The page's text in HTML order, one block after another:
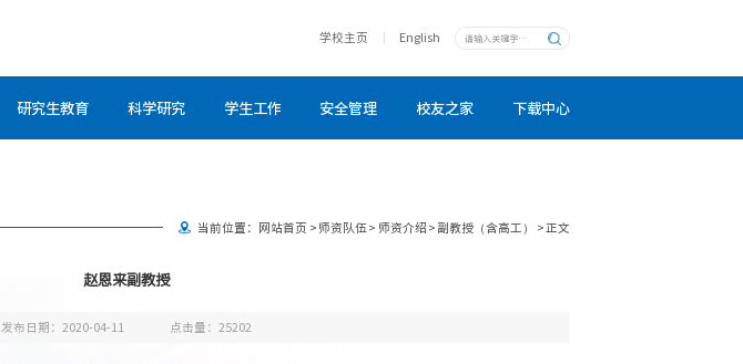
学校主页 English
研究生教育 科学研究 学生工作 安全管理 校友之家 下载中心
当前位置： 网站首页 > 师资队伍> 师资介绍 > 副教授（含高工） >正文
赵恩来副教授
发布日期：2020-04-11 点击量： 25202